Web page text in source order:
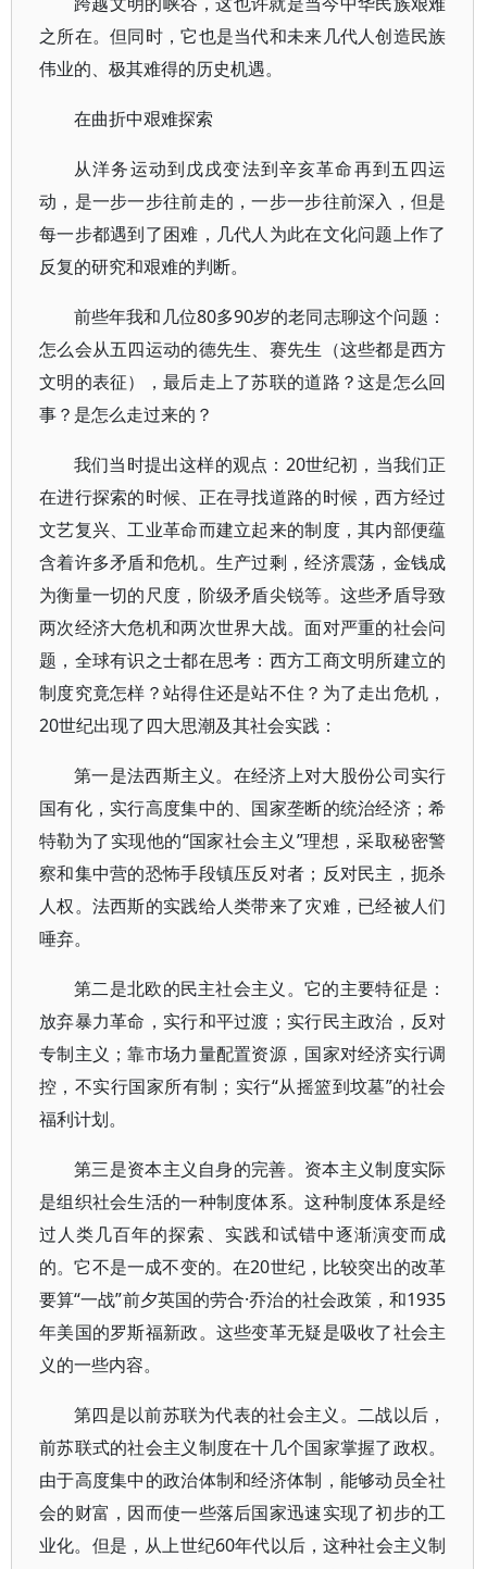
之所在。但同时，它也是当代和未来几代人创造民族
伟业的、极其难得的历史机遇。
在曲折中艰难探索
从洋务运动到戊戌变法到辛亥革命再到五四运
动，是一步一步往前走的，一步一步往前深入，但是
每一步都遇到了困难，几代人为此在文化问题上作了
反复的研究和艰难的判断。
前些年我和几位80多90岁的老同志聊这个问题：
怎么会从五四运动的德先生、赛先生（这些都是西方
文明的表征），最后走上了苏联的道路？这是怎么回
事？是怎么走过来的？
我们当时提出这样的观点：20世纪初，当我们正
在进行探索的时候、正在寻找道路的时候，西方经过
文艺复兴、工业革命而建立起来的制度，其内部便蕴
含着许多矛盾和危机。生产过剩，经济震荡，金钱成
为衡量一切的尺度，阶级矛盾尖锐等。这些矛盾导致
两次经济大危机和两次世界大战。面对严重的社会问
题，全球有识之士都在思考：西方工商文明所建立的
制度究竟怎样？站得住还是站不住？为了走出危机，
20世纪出现了四大思潮及其社会实践：
第一是法西斯主义。在经济上对大股份公司实行
国有化，实行高度集中的、国家垄断的统治经济；希
特勒为了实现他的“国家社会主义”理想，采取秘密警
察和集中营的恐怖手段镇压反对者；反对民主，扼杀
人权。法西斯的实践给人类带来了灾难，已经被人们
唾弃。
第二是北欧的民主社会主义。它的主要特征是：
放弃暴力革命，实行和平过渡；实行民主政治，反对
专制主义；靠市场力量配置资源，国家对经济实行调
控，不实行国家所有制；实行“从摇篮到坟墓”的社会
福利计划。
第三是资本主义自身的完善。资本主义制度实际
是组织社会生活的一种制度体系。这种制度体系是经
过人类几百年的探索、实践和试错中逐渐演变而成
的。它不是一成不变的。在20世纪，比较突出的改革
要算“一战”前夕英国的劳合·乔治的社会政策，和1935
年美国的罗斯福新政。这些变革无疑是吸收了社会主
义的一些内容。
第四是以前苏联为代表的社会主义。二战以后，
前苏联式的社会主义制度在十几个国家掌握了政权。
由于高度集中的政治体制和经济体制，能够动员全社
会的财富，因而使一些落后国家迅速实现了初步的工
业化。但是，从上世纪60年代以后，这种社会主义制